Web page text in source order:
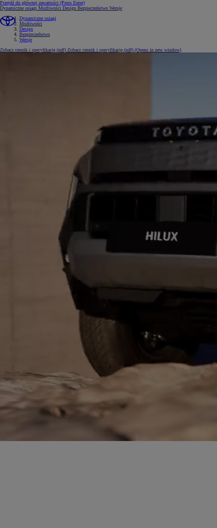
Przejdź do głównej zawartości (Press Enter)
Dynamiczne osiągi Możliwości Design Bezpieczeństwo Wersje
Dynamiczne osiągi
Możliwości
Design
Bezpieczeństwo
Wersje
Zobacz cennik i specyfikację (pdf) Zobacz cennik i specyfikację (pdf) (Opens in new window)